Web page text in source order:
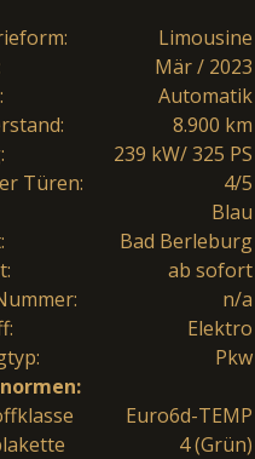
Limousine
Mär / 2023
Automatik
8.900 km
239 kW/ 325 PS
Türen:
4/5
Blau
Bad Berleburg
ab sofort
n/a
Elektro
Pkw
Euro6d-TEMP
4 (Grün)